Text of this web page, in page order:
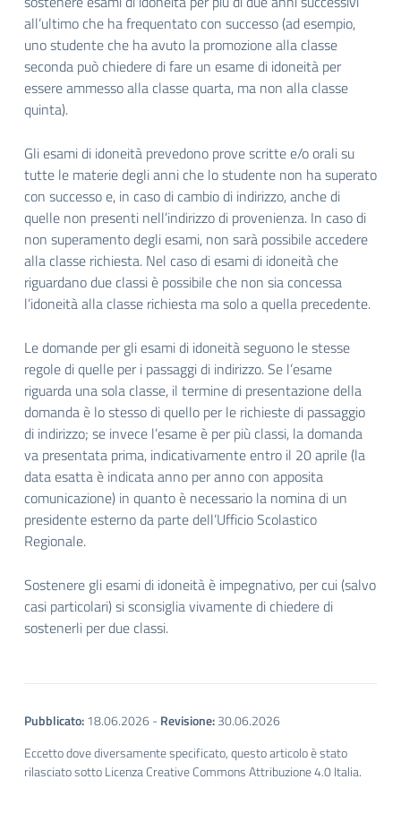
all’ultimo che ha frequentato con successo (ad esempio,
uno studente che ha avuto la promozione alla classe
seconda può chiedere di fare un esame di idoneità per
essere ammesso alla classe quarta, ma non alla classe
quinta).
Gli esami di idoneità prevedono prove scritte e/o orali su
tutte le materie degli anni che lo studente non ha superato
con successo e, in caso di cambio di indirizzo, anche di
quelle non presenti nell’indirizzo di provenienza. In caso di
non superamento degli esami, non sarà possibile accedere
alla classe richiesta. Nel caso di esami di idoneità che
riguardano due classi è possibile che non sia concessa
l’idoneità alla classe richiesta ma solo a quella precedente.
Le domande per gli esami di idoneità seguono le stesse
regole di quelle per i passaggi di indirizzo. Se l’esame
riguarda una sola classe, il termine di presentazione della
domanda è lo stesso di quello per le richieste di passaggio
di indirizzo; se invece l’esame è per più classi, la domanda
va presentata prima, indicativamente entro il 20 aprile (la
data esatta è indicata anno per anno con apposita
comunicazione) in quanto è necessario la nomina di un
presidente esterno da parte dell’Ufficio Scolastico
Regionale.
Sostenere gli esami di idoneità è impegnativo, per cui (salvo
casi particolari) si sconsiglia vivamente di chiedere di
sostenerli per due classi.
Pubblicato:18.06.2026 -Revisione:30.06.2026
Eccetto dove diversamente specificato, questo articolo è stato
rilasciato sotto Licenza Creative Commons Attribuzione 4.0 Italia.